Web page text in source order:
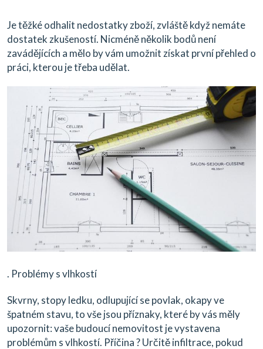
Je těžké odhalit nedostatky zboží, zvláště když nemáte
dostatek zkušeností. Nicméně několik bodů není
zavádějících a mělo by vám umožnit získat první přehled o
práci, kterou je třeba udělat.
. Problémy s vlhkostí
Skvrny, stopy ledku, odlupující se povlak, okapy ve
špatném stavu, to vše jsou příznaky, které by vás měly
upozornit: vaše budoucí nemovitost je vystavena
problémům s vlhkostí. Příčina ? Určitě infiltrace, pokud